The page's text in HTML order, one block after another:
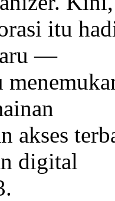
itu
—
akses
digital